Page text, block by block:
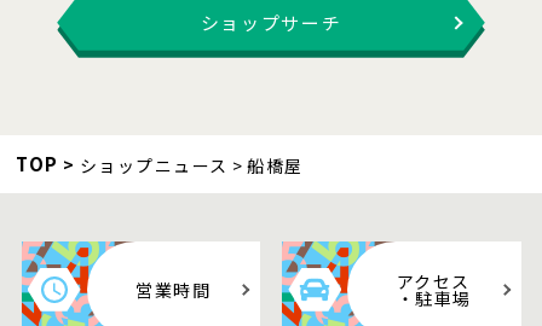
ショップサーチ
TOP ショップニュース 船橋屋
営業時間 アクセス
・駐車場